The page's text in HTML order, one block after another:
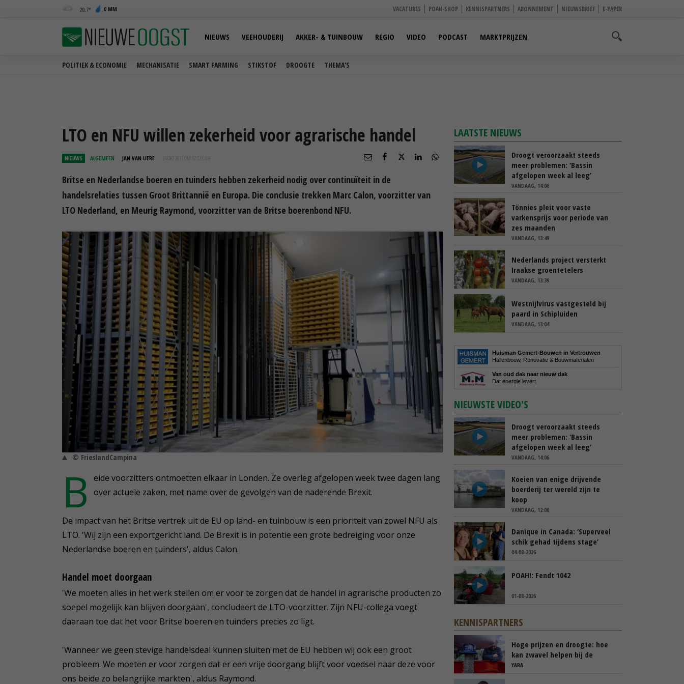
20,7 0 MM VACATURES POAH-SHOP KENNISPARTNERS ABONNEMENT NIEUWSBRIEF E-PAPER
POLITIEK & ECONOMIE MECHANISATIE SMART FARMING STIKSTOF DROOGTE THEMA'S
NIEUWS VEEHOUDERIJ AKKER- & TUINBOUW REGIO VIDEO PODCAST MARKTPRIJZEN
LTO en NFU willen zekerheid voor agrarische handel
NIEUWS ALGEMEEN JAN VAN LIERE 24 OKT 2017 OM 12:51
Britse en Nederlandse boeren en tuinders hebben zekerheid nodig over continuïteit in de
handelsrelaties tussen Groot Brittannië en Europa. Die conclusie trekken Marc Calon, voorzitter van
LTO Nederland, en Meurig Raymond, voorzitter van de Britse boerenbond NFU.
© FrieslandCampina
B
eide voorzitters ontmoetten elkaar in Londen. Ze overleg afgelopen week twee dagen lang
over actuele zaken, met name over de gevolgen van de naderende Brexit.
De impact van het Britse vertrek uit de EU op land- en tuinbouw is een prioriteit van zowel NFU als
LTO. 'Wij zijn een exportgericht land. De Brexit is in potentie een grote bedreiging voor onze
Nederlandse boeren en tuinders', aldus Calon.
Handel moet doorgaan
'We moeten alles in het werk stellen om er voor te zorgen dat de handel in agrarische producten zo
soepel mogelijk kan blijven doorgaan', concludeert de LTO-voorzitter. Zijn NFU-collega voegt
daaraan toe dat het voor Britse boeren en tuinders precies zo ligt.
'Wanneer we geen stevige handelsdeal kunnen sluiten met de EU hebben wij ook een groot
probleem. We moeten er voor zorgen dat er een vrije doorgang blijft voor voedsel naar deze voor
ons beide zo belangrijke markten', aldus Raymond.
LAATSTE NIEUWS
Droogt veroorzaakt steeds
meer problemen: ‘Bassin
afgelopen week al leeg’
VANDAAG, 14:06
Tönnies pleit voor vaste
varkensprijs voor periode van
zes maanden
VANDAAG, 13:49
Nederlands project versterkt
Iraakse groentetelers
VANDAAG, 13:39
Westnijlvirus vastgesteld bij
paard in Schipluiden
VANDAAG, 13:04
Huisman Gemert-Bouwen in Vertrouwen
Hallenbouw, Renovatie & Bouwmaterialen
Van oud dak naar nieuw dak
Dat energie levert.
NIEUWSTE VIDEO'S
Droogt veroorzaakt steeds
meer problemen: ‘Bassin
afgelopen week al leeg’
VANDAAG, 14:06
Koeien van enige drijvende
boerderij ter wereld zijn te
koop
VANDAAG, 12:00
Danique in Canada: ‘Superveel
schik gehad tijdens stage’
04-08-2026
POAH!: Fendt 1042
01-08-2026
KENNISPARTNERS
Hoge prijzen en droogte: hoe
kan zwavel helpen bij de
bemesting?
YARA